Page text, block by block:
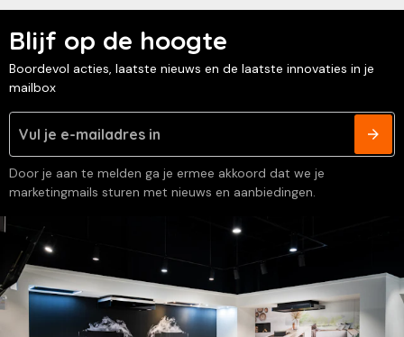
Blijf op de hoogte
Boordevol acties, laatste nieuws en de laatste innovaties in je
mailbox
Door je aan te melden ga je ermee akkoord dat we je
marketingmails sturen met nieuws en aanbiedingen.